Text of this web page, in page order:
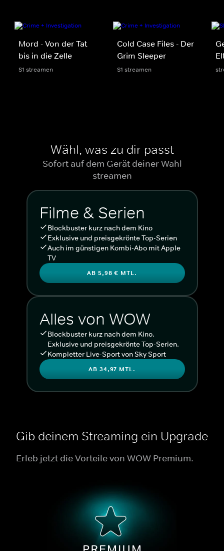
Mord - Von der Tat
bis in die Zelle
S1 streamen
Cold Case Files - Der
Grim Sleeper
S1 streamen
Wähl, was zu dir passt
Sofort auf dem Gerät deiner Wahl
streamen
Filme & Serien
Blockbuster kurz nach dem Kino
Exklusive und preisgekrönte Top-Serien
Auch im günstigen Kombi-Abo mit Apple
TV
AB 5,98 € MTL.
Alles von WOW
Blockbuster kurz nach dem Kino.
Exklusive und preisgekrönte Top-Serien.
Kompletter Live-Sport von Sky Sport
AB 34,97 MTL.
Gib deinem Streaming ein Upgrade
Erleb jetzt die Vorteile von WOW Premium.